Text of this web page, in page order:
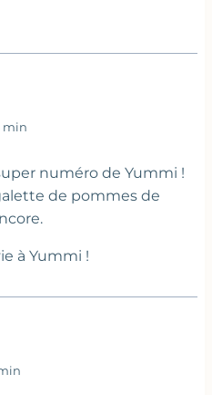
min
numéro de Yummi !
de pommes de
à Yummi !